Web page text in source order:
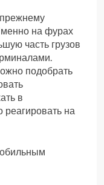
на фурах
часть грузов
подобрать
в
реагировать на